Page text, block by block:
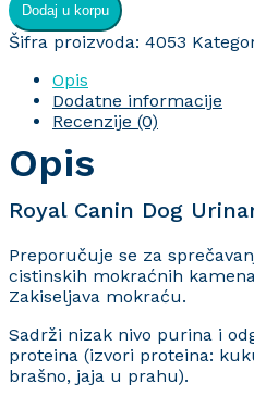
Urinary
U/C
količina
Dodaj u korpu
Šifra proizvoda: 4053
Opis
Dodatne informacije
Recenzije (0)
Opis
Royal Canin Dog
Preporučuje se za
cistinskih mokraćnih
Zakiseljava mokraću.
Sadrži nizak nivo purina i
proteina (izvori proteina:
brašno, jaja u prahu).